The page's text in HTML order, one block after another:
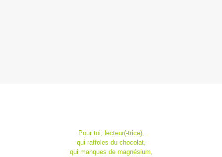
Pour toi, lecteur(-trice),
qui raffoles du chocolat,
qui manques de magnésium,